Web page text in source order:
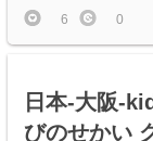
6 0
日本-大阪-
びのせかい